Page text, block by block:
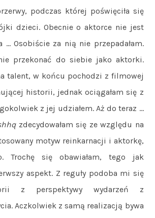
podczas której poświęciła się
dzieci. Obecnie o aktorce nie jest
… Osobiście za nią nie przepadałam.
przekonać do siebie jako aktorki.
talent, w końcu pochodzi z filmowej
historii, jednak ociągałam się z
z jej udziałem. Aż do teraz …
zdecydowałam się ze względu na
motyw reinkarnacji i aktorkę,
Trochę się obawiałam, tego jak
aspekt. Z reguły podoba mi się
z perspektywy wydarzeń z
Aczkolwiek z samą realizacją bywa